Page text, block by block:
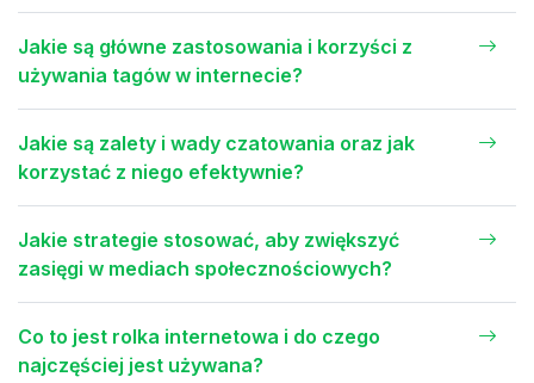
Jakie są główne zastosowania i korzyści z
używania tagów w internecie?
Jakie są zalety i wady czatowania oraz jak
korzystać z niego efektywnie?
Jakie strategie stosować, aby zwiększyć
zasięgi w mediach społecznościowych?
Co to jest rolka internetowa i do czego
najczęściej jest używana?